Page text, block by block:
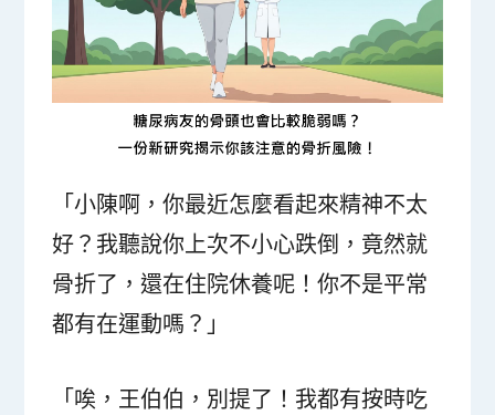
「小陳啊，你最近怎麼看起來精神不太
好？我聽說你上次不小心跌倒，竟然就
骨折了，還在住院休養呢！你不是平常
都有在運動嗎？」
「唉，王伯伯，別提了！我都有按時吃